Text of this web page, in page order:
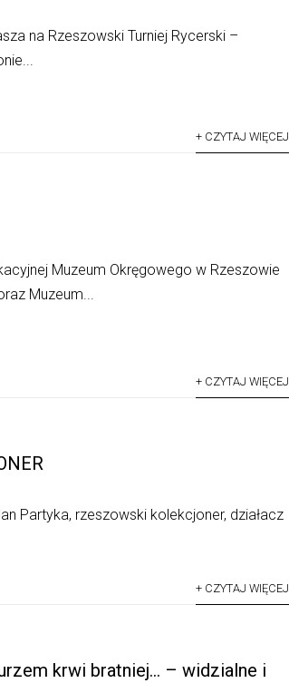
na Rzeszowski Turniej Rycerski –
+ CZYTAJ WIĘCEJ
Muzeum Okręgowego w Rzeszowie
Muzeum...
+ CZYTAJ WIĘCEJ
Partyka, rzeszowski kolekcjoner, działacz
+ CZYTAJ WIĘCEJ
krwi bratniej… – widzialne i